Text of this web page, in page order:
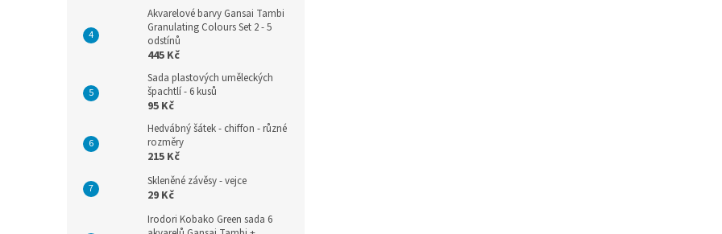
Akvarelové barvy Gansai Tambi
Granulating Colours Set 2 - 5
odstínů
445 Kč
Sada plastových uměleckých
špachtlí - 6 kusů
95 Kč
Hedvábný šátek - chiffon - různé
rozměry
215 Kč
Skleněné závěsy - vejce
29 Kč
Irodori Kobako Green sada 6